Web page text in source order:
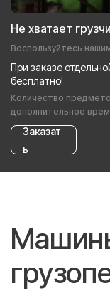
Не хватает
Воспользуйтесь
При заказе
бесплатно!
Количество
дополнительное
Заказат
ь